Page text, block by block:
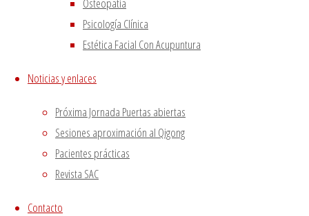
Psicología Clínica
Estética Facial Con Acupuntura
Noticias y enlaces
Próxima Jornada Puertas abiertas
Sesiones aproximación al Qigong
Pacientes prácticas
Revista SAC
Contacto